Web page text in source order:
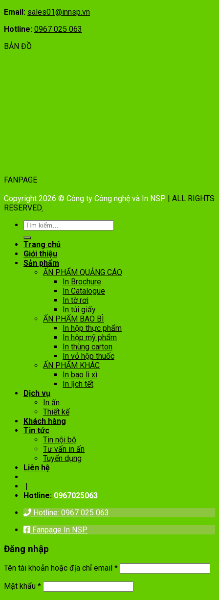
Email: sales01@innsp.vn
Hotline: 0967 025 063
BẢN ĐỒ
FANPAGE
Copyright 2026 © Công ty Công nghệ và In NSP | ALL RIGHTS
RESERVED.
Trang chủ
Giới thiệu
Sản phẩm
ẤN PHẨM QUẢNG CÁO
In Brochure
In Catalogue
In tờ rơi
In túi giấy
ẤN PHẨM BAO BÌ
In hộp thực phẩm
In hộp mỹ phẩm
In thùng carton
In vỏ hộp thuốc
ẤN PHẨM KHÁC
In bao lì xì
In lịch tết
Dịch vụ
In ấn
Thiết kế
Khách hàng
Tin tức
Tin nội bộ
Tư vấn in ấn
Tuyển dụng
Liên hệ
|
Hotline: 0967025063
Hotline: 0967 025 063
Fanpage In NSP
Đăng nhập
Tên tài khoản hoặc địa chỉ email *
Mật khẩu *